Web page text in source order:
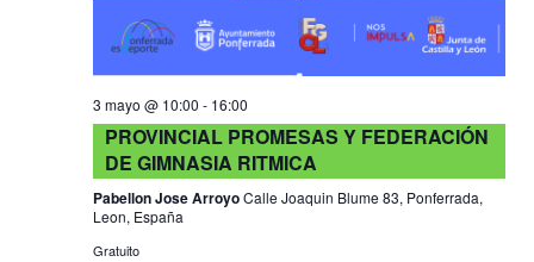
3 mayo @ 10:00 - 16:00
PROVINCIAL PROMESAS Y FEDERACIÓN
DE GIMNASIA RITMICA
Pabellon Jose ArroyoCalle Joaquin Blume 83, Ponferrada,
Leon, España
Gratuito